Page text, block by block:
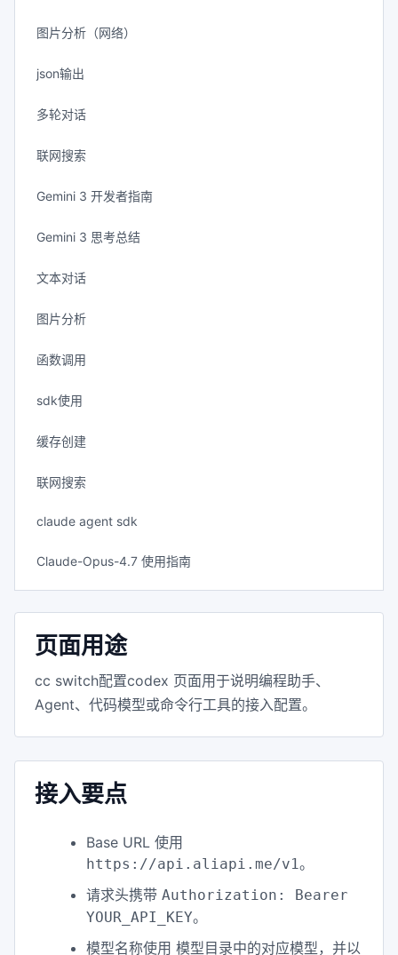
图片分析（网络）
json输出
多轮对话
联网搜索
Gemini 3 开发者指南
Gemini 3 思考总结
文本对话
图片分析
函数调用
sdk使用
缓存创建
联网搜索
claude agent sdk
Claude-Opus-4.7 使用指南
页面用途
cc switch配置codex 页面用于说明编程助手、
Agent、代码模型或命令行工具的接入配置。
接入要点
Base URL 使用
https://api.aliapi.me/v1。
请求头携带 Authorization: Bearer
YOUR_API_KEY。
模型名称使用 模型目录中的对应模型，并以